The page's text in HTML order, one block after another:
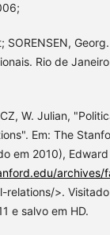
SORENSEN,
Rio de
W. Julian,
Em: The
em 2010),
archives/
relations/>.
e salvo em HD.